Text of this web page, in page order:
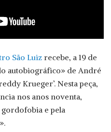
São Luiz recebe, a 19 de
autobiográfico» de André
Krueger’. Nesta peça,
nos anos noventa,
e pela